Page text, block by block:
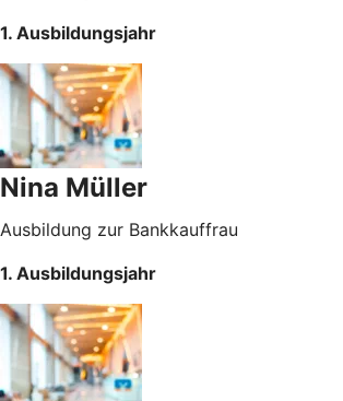
1. Ausbildungsjahr
Nina Müller
Ausbildung zur Bankkauffrau
1. Ausbildungsjahr